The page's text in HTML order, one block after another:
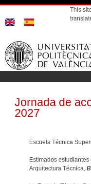
This
Jornada de
2027
Escuela Técnica
Estimados
Arquitectura Técnica,